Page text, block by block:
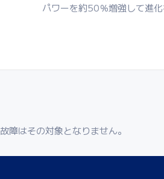
パワーを約50％増強して進化
はその対象となりません。